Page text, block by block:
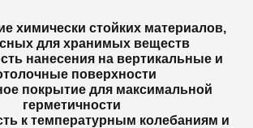
химически стойких материалов,
для хранимых веществ
нанесения на вертикальные и
поверхности
покрытие для максимальной
герметичности
к температурным колебаниям и